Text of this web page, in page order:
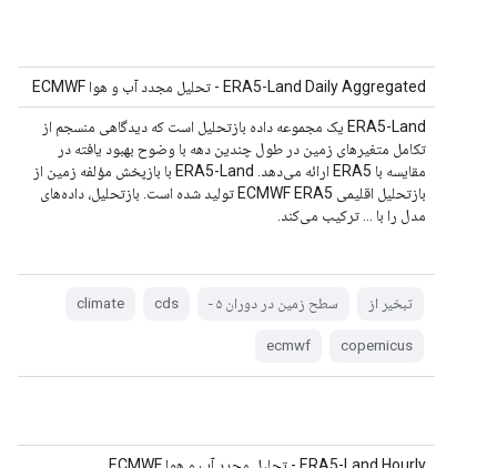
ERA5-Land Daily Aggregated - تحلیل مجدد آب و هوا ECMWF
ERA5-Land یک مجموعه داده بازتحلیل است که دیدگاهی منسجم از
تکامل متغیرهای زمین در طول چندین دهه با وضوح بهبود یافته در
مقایسه با ERA5 ارائه می‌دهد. ERA5-Land با بازپخش مؤلفه زمین از
بازتحلیل اقلیمی ECMWF ERA5 تولید شده است. بازتحلیل، داده‌های
مدل را با ... ترکیب می‌کند.
تبخیر از سطح زمین در دوران ۵ - cds
climate
copernicus
ecmwf